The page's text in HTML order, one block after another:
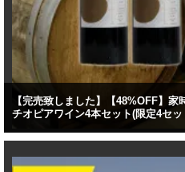
【完売致しました】【48%OFF】
チオピアワイン4本セット(限定4セッ